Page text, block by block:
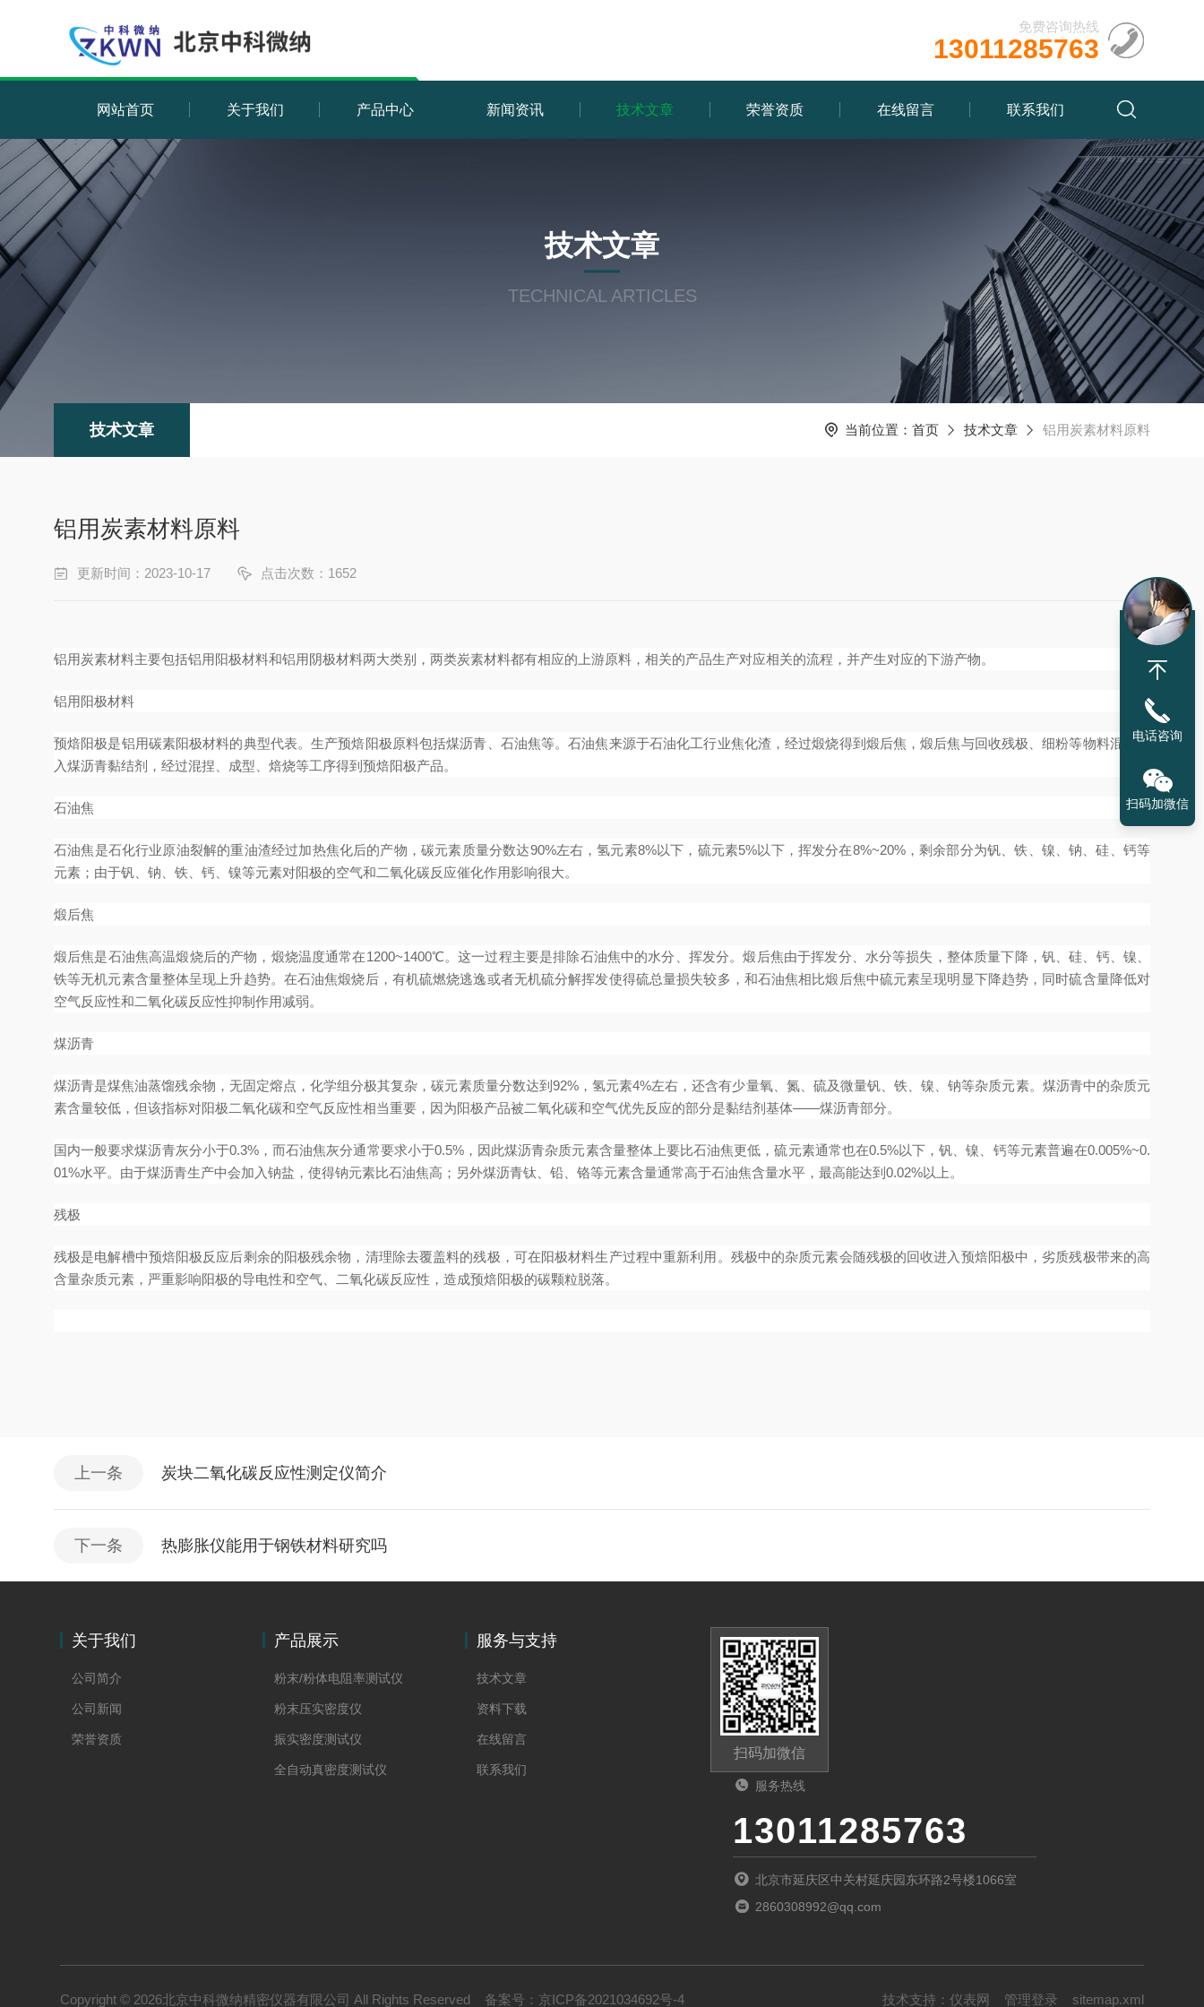
免费咨询热线
13011285763
网站首页 关于我们 产品中心 新闻资讯 技术文章 荣誉资质 在线留言 联系我们
技术文章
TECHNICAL ARTICLES
技术文章 当前位置： 首页 技术文章 铝用炭素材料原料
铝用炭素材料原料
更新时间：2023-10-17 点击次数：1652
铝用炭素材料主要包括铝用阳极材料和铝用阴极材料两大类别，两类炭素材料都有相应的上游原料，相关的产品生产对应相关的流程，并产生对应的下游产物。
铝用阳极材料
预焙阳极是铝用碳素阳极材料的典型代表。生产预焙阳极原料包括煤沥青、石油焦等。石油焦来源于石油化工行业焦化渣，经过煅烧得到煅后焦，煅后焦与回收残极、细粉等物料混合加
入煤沥青黏结剂，经过混捏、成型、焙烧等工序得到预焙阳极产品。
石油焦
石油焦是石化行业原油裂解的重油渣经过加热焦化后的产物，碳元素质量分数达90%左右，氢元素8%以下，硫元素5%以下，挥发分在8%~20%，剩余部分为钒、铁、镍、钠、硅、钙等
元素；由于钒、钠、铁、钙、镍等元素对阳极的空气和二氧化碳反应催化作用影响很大。
煅后焦
煅后焦是石油焦高温煅烧后的产物，煅烧温度通常在1200~1400℃。这一过程主要是排除石油焦中的水分、挥发分。煅后焦由于挥发分、水分等损失，整体质量下降，钒、硅、钙、镍、
铁等无机元素含量整体呈现上升趋势。在石油焦煅烧后，有机硫燃烧逃逸或者无机硫分解挥发使得硫总量损失较多，和石油焦相比煅后焦中硫元素呈现明显下降趋势，同时硫含量降低对
空气反应性和二氧化碳反应性抑制作用减弱。
煤沥青
煤沥青是煤焦油蒸馏残余物，无固定熔点，化学组分极其复杂，碳元素质量分数达到92%，氢元素4%左右，还含有少量氧、氮、硫及微量钒、铁、镍、钠等杂质元素。煤沥青中的杂质元
素含量较低，但该指标对阳极二氧化碳和空气反应性相当重要，因为阳极产品被二氧化碳和空气优先反应的部分是黏结剂基体——煤沥青部分。
国内一般要求煤沥青灰分小于0.3%，而石油焦灰分通常要求小于0.5%，因此煤沥青杂质元素含量整体上要比石油焦更低，硫元素通常也在0.5%以下，钒、镍、钙等元素普遍在0.005%~0.
01%水平。由于煤沥青生产中会加入钠盐，使得钠元素比石油焦高；另外煤沥青钛、铅、铬等元素含量通常高于石油焦含量水平，最高能达到0.02%以上。
残极
残极是电解槽中预焙阳极反应后剩余的阳极残余物，清理除去覆盖料的残极，可在阳极材料生产过程中重新利用。残极中的杂质元素会随残极的回收进入预焙阳极中，劣质残极带来的高
含量杂质元素，严重影响阳极的导电性和空气、二氧化碳反应性，造成预焙阳极的碳颗粒脱落。
上一条 炭块二氧化碳反应性测定仪简介
下一条 热膨胀仪能用于钢铁材料研究吗
关于我们
公司简介
公司新闻
荣誉资质
产品展示
粉末/粉体电阻率测试仪
粉末压实密度仪
振实密度测试仪
全自动真密度测试仪
服务与支持
技术文章
资料下载
在线留言
联系我们
扫码加微信
服务热线
13011285763
北京市延庆区中关村延庆园东环路2号楼1066室
2860308992@qq.com
Copyright © 2026北京中科微纳精密仪器有限公司 All Rights Reserved 备案号： 京ICP备2021034692号-4 技术支持： 仪表网 管理登录 sitemap.xml
电话咨询
扫码加微信